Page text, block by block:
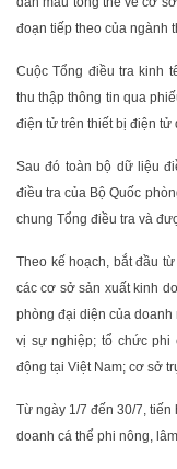
đoạn tiếp theo của ngành
Cuộc Tổng điều tra kinh
thu thập thông tin qua
điện tử trên thiết bị điện tử
Sau đó toàn bộ dữ liệu
điều tra của Bộ Quốc
chung Tổng điều tra và
Theo kế hoạch, bắt đầu
các cơ sở sản xuất kinh
phòng đại diện của
vị sự nghiệp; tổ chức phi
động tại Việt Nam; cơ sở
Từ ngày 1/7 đến 30/7,
doanh cá thể phi nông,